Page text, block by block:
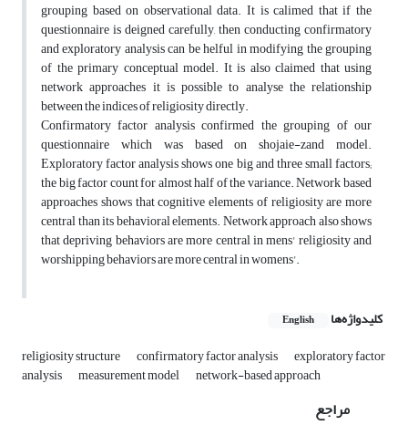
grouping based on observational data. It is calimed that if the
questionnaire is deigned carefully, then conducting confirmatory
and exploratory analysis can be helful in modifying the grouping
of the primary conceptual model. It is also claimed that using
network approaches it is possible to analyse the relationship
between the indices of religiosity directly.
Confirmatory factor analysis confirmed the grouping of our
questionnaire which was based on shojaie-zand model.
Exploratory factor analysis shows one big and three small factors;
the big factor count for almost half of the variance. Network based
approaches shows that cognitive elements of religiosity are more
central than its behavioral elements. Network approach also shows
that depriving behaviors are more central in mens' religiosity and
worshipping behaviors are more central in womens'.
کلیدواژه‌ها English
religiosity structure confirmatory factor analysis exploratory factor
analysis measurement model network-based approach
مراجع